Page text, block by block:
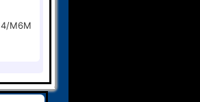
4/M6M